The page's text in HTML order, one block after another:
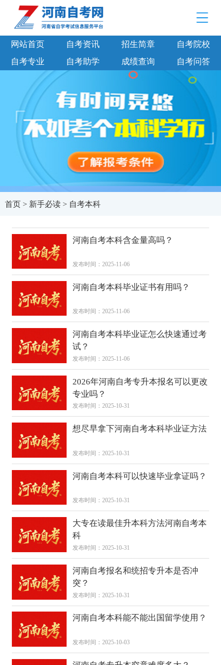
网站首页 自考资讯 招生简章
自考院校
自考专业
自考助学 成绩查询 自考问答
首页> 新手必读> 自考本科
河南自考本科含金量高吗？
发布时间：2025-11-06
河南自考本科毕业证书有用吗？
发布时间：2025-11-06
河南自考本科毕业证怎么快速通过考
试？
发布时间：2025-11-06
2026年河南自考专升本报名可以更改
专业吗？
发布时间：2025-10-31
想尽早拿下河南自考本科毕业证方法
发布时间：2025-10-31
河南自考本科可以快速毕业拿证吗？
发布时间：2025-10-31
大专在读最佳升本科方法河南自考本
科
发布时间：2025-10-31
河南自考报名和统招专升本是否冲
突？
发布时间：2025-10-31
河南自考本科能不能出国留学使用？
发布时间：2025-10-03